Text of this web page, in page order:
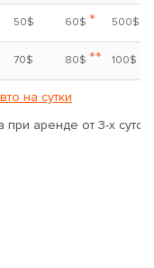
50$ 60$ * 500$
70$ 80$ ** 100$
на сутки
аренде от 3-х суток